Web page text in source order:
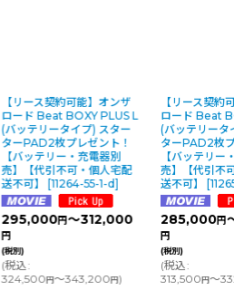
【リース契約可能】オンザ
ロード Beat BOXY PLUS L
(バッテリータイプ) スター
ターPAD2枚プレゼント！
【バッテリー・充電器別
売】【代引不可・個人宅配
送不可】
[11264-55-1-d]
295,000円～312,000
円
(税別)
(税込:
324,500円～343,200円)
【リース契約
ロード Beat
(バッテリータ
ターPAD2枚
【バッテリー
売】【代引不
送不可】
[
285,000円
円
(税別)
(税込:
313,500円～